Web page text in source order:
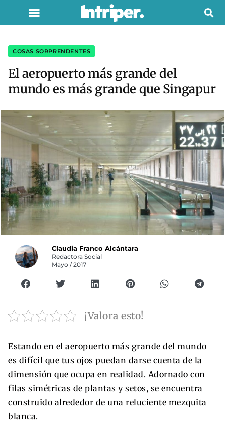
COSAS SORPRENDENTES
El aeropuerto más grande del
mundo es más grande que Singapur
Claudia Franco Alcántara
Redactora Social
Mayo / 2017
¡Valora esto!
Estando en el aeropuerto más grande del mundo
es difícil que tus ojos puedan darse cuenta de la
dimensión que ocupa en realidad. Adornado con
filas simétricas de plantas y setos, se encuentra
construido alrededor de una reluciente mezquita
blanca.